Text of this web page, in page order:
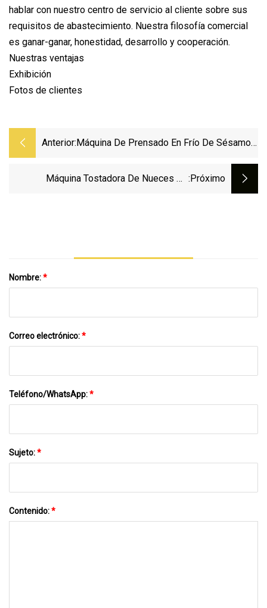
hablar con nuestro centro de servicio al cliente sobre sus
requisitos de abastecimiento. Nuestra filosofía comercial
es ganar-ganar, honestidad, desarrollo y cooperación.
Nuestras ventajas
Exhibición
Fotos de clientes
Anterior:Máquina De Prensado En Frío De Sésamo
Nuez Para Pequeñas Empresas
Máquina Tostadora De Nueces De :próximo
Nombre:*
Correo electrónico:*
Teléfono/WhatsApp:*
Sujeto:*
Contenido:*